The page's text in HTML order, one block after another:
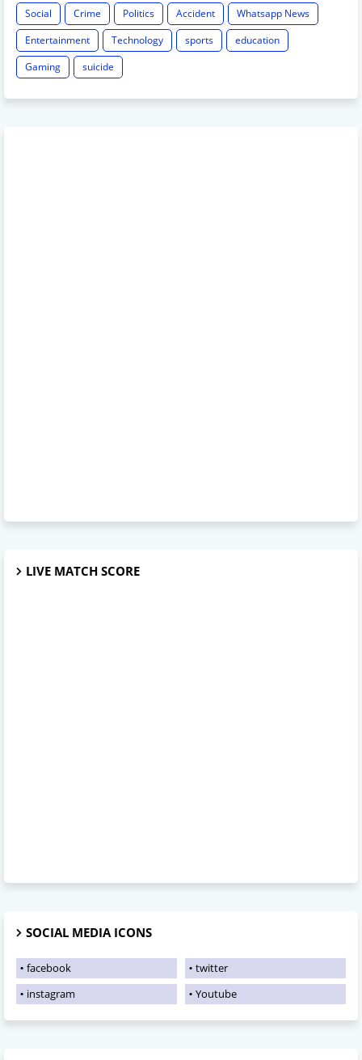
Social Crime Politics Accident
Whatsapp News
Entertainment
Technology sports
education
Gaming
suicide
LIVE MATCH SCORE
SOCIAL MEDIA ICONS
facebook
twitter
instagram
Youtube